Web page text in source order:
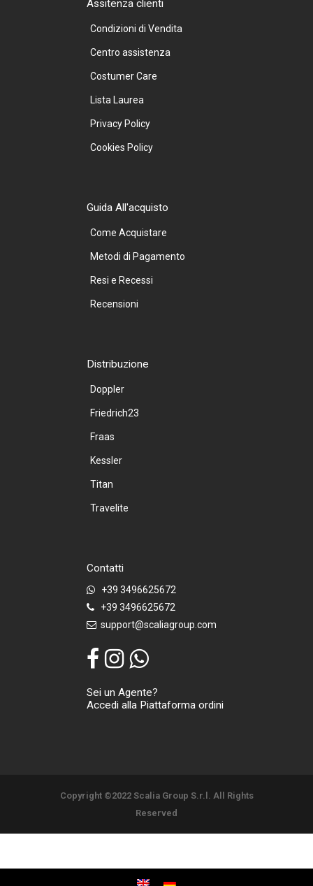
Assitenza clienti
Condizioni di Vendita
Centro assistenza
Costumer Care
Lista Laurea
Privacy Policy
Cookies Policy
Guida All'acquisto
Come Acquistare
Metodi di Pagamento
Resi e Recessi
Recensioni
Distribuzione
Doppler
Friedrich23
Fraas
Kessler
Titan
Travelite
Contatti
+39 3496625672
+39 3496625672
support@scaliagroup.com
Sei un Agente?
Accedi alla Piattaforma ordini
Copyright ©2022 Scalia Group S.r.l. All Rights
Reserved